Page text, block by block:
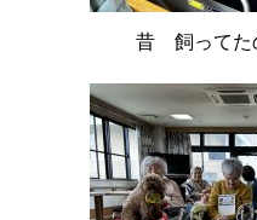
昔 飼ってた